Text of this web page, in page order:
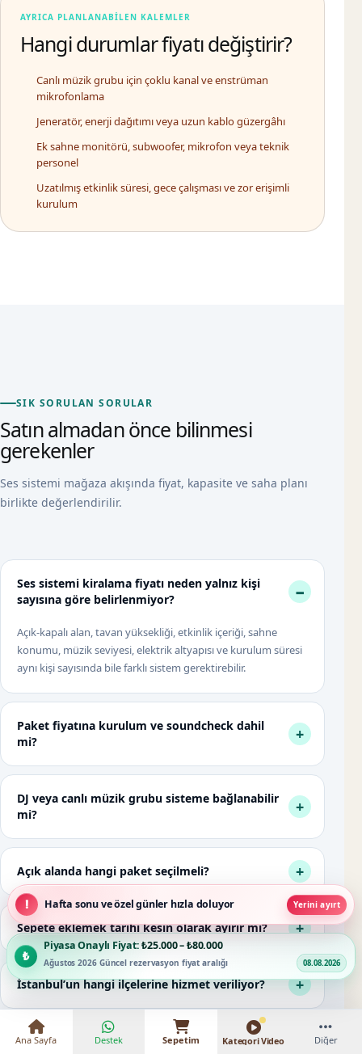
AYRICA PLANLANABILEN KALEMLER
Hangi durumlar fiyatı değiştirir?
Canlı müzik grubu için çoklu kanal ve enstrüman
mikrofonlama
Jeneratör, enerji dağıtımı veya uzun kablo güzergâhı
Ek sahne monitörü, subwoofer, mikrofon veya teknik
personel
Uzatılmış etkinlik süresi, gece çalışması ve zor erişimli
kurulum
SIK SORULAN SORULAR
Satın almadan önce bilinmesi
gerekenler
Ses sistemi mağaza akışında fiyat, kapasite ve saha planı
birlikte değerlendirilir.
Ses sistemi kiralama fiyatı neden yalnız kişi
sayısına göre belirlenmiyor?
Açık-kapalı alan, tavan yüksekliği, etkinlik içeriği, sahne
konumu, müzik seviyesi, elektrik altyapısı ve kurulum süresi
aynı kişi sayısında bile farklı sistem gerektirebilir.
Paket fiyatına kurulum ve soundcheck dahil
mi?
DJ veya canlı müzik grubu sisteme bağlanabilir
mi?
Açık alanda hangi paket seçilmeli?
Sepete eklemek tarihi kesin olarak ayırır mı?
İstanbul’un hangi ilçelerine hizmet veriliyor?
Piyasa Onaylı Fiyat:₺25.000 – ₺80.000
Ağustos 2026 Güncel rezervasyon fiyat aralığı 08.08.2026
Hafta sonu ve özel günler hızla doluyor Yerini ayırt
Ana Sayfa Destek Sepetim Kategori Video Diğer